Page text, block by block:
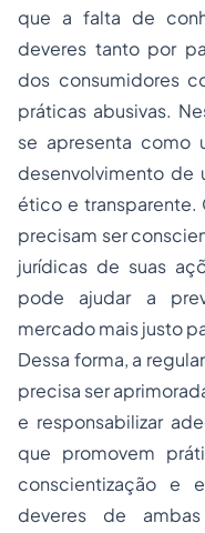
que a falta de
deveres tanto por
dos consumidores
práticas abusivas.
se apresenta como
desenvolvimento de
ético e transparente.
precisam ser
jurídicas de suas
pode ajudar a
mercado mais justo
Dessa forma, a
precisa ser
e responsabilizar
que promovem
conscientização e
deveres de